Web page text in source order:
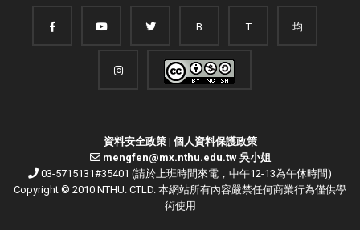
B T 均
資料安全政策| 個人資料保護政策
mengfen@mx.nthu.edu.tw 吳小姐
03-5715131#35401 (請於上班時間來電，中午12-13為午休時間)
Copyright © 2010 NTHU. CTLD. 本網站所有內容嚴禁任何商業行為僅供學
術使用